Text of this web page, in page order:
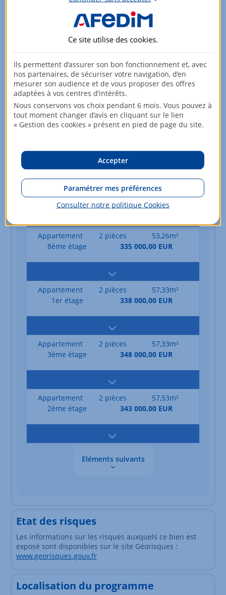
Appartement 2 pièces
6ème étage
325 000,00 EUR
Appartement 2 pièces
53,26m²
7ème étage
330 000,00 EUR
Appartement 2 pièces
53,26m²
Appartement 2 pièces
53,26m²
8ème étage
335 000,00 EUR
Appartement 2 pièces
53,26m²
8ème étage
335 000,00 EUR
Appartement 2 pièces
57,33m²
1er étage
338 000,00 EUR
Appartement 2 pièces
57,33m²
3ème étage
348 000,00 EUR
Appartement 2 pièces
57,53m²
2ème étage
343 000,00 EUR
Eléments suivants
Etat des risques
Les informations sur les risques auxquels ce bien est
exposé sont disponibles sur le site Géorisques :
www.georisques.gouv.fr
Localisation du programme
Ce site utilise des cookies.
Ils permettent d’assurer son bon fonctionnement et, avec
nos partenaires, de sécuriser votre navigation, d’en
mesurer son audience et de vous proposer des offres
adaptées à vos centres d’intérêts.
Nous conservons vos choix pendant 6 mois. Vous pouvez à
tout moment changer d’avis en cliquant sur le lien
« Gestion des cookies » présent en pied de page du site.
Accepter
Paramétrer mes préférences
Consulter notre politique Cookies